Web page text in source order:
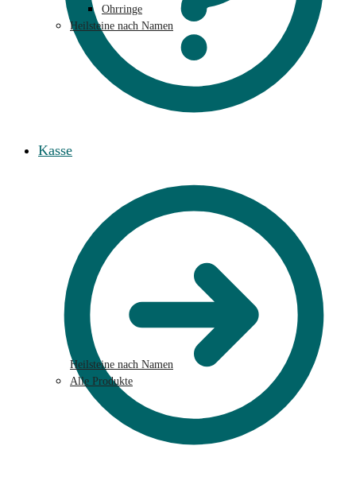
Kasse
Ohrringe
Heilsteine nach Namen
Heilsteine nach Namen
Alle Produkte